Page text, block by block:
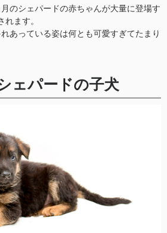
のシェパードの赤ちゃんが大量に登場す
れます。
あっている姿は何とも可愛すぎてたまり
ェパードの子犬